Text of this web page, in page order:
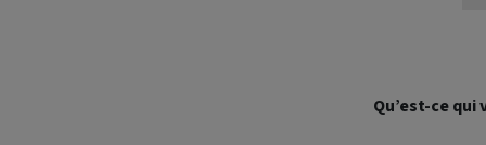
Qu’est-ce